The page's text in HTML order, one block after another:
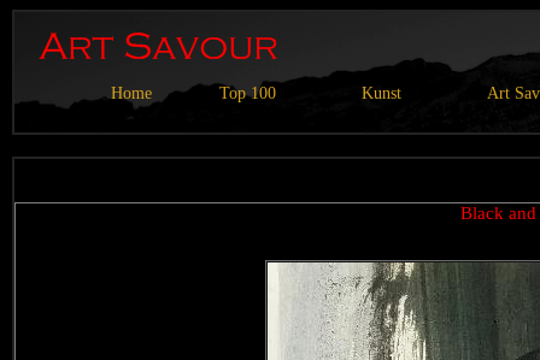
Home Top 100 Kunst Art
Black